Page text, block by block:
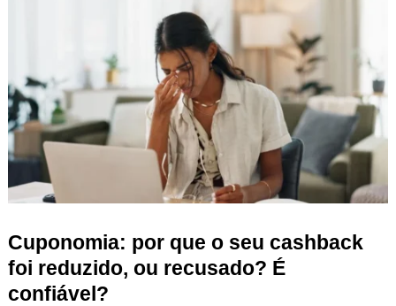
Cuponomia: por que o seu cashback
foi reduzido, ou recusado? É
confiável?